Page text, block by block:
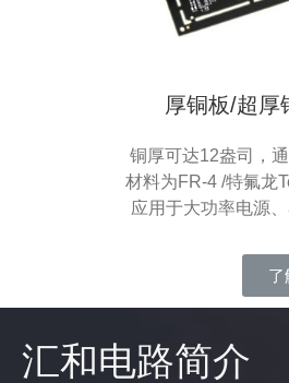
厚铜板/超厚
铜厚可达12盎司，
材料为FR-4 /特氟龙
应用于大功率电源
了
汇和电路简介